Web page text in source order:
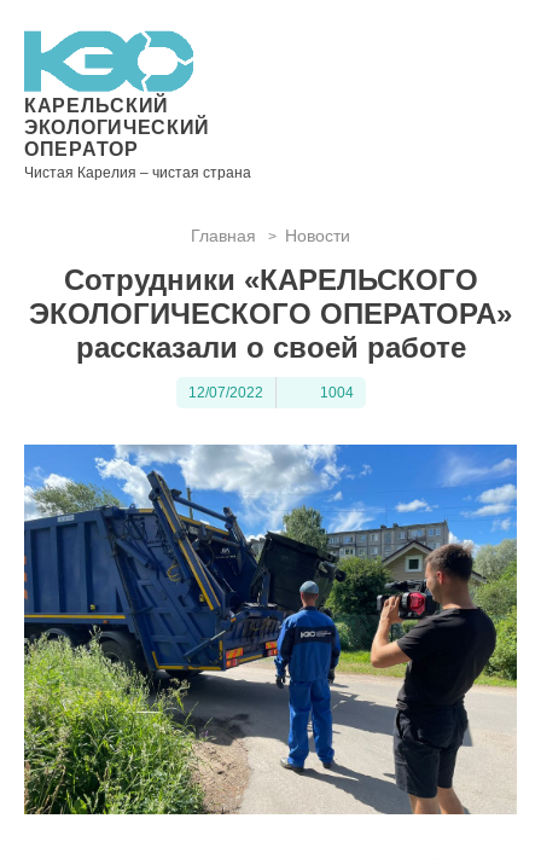
КАРЕЛЬСКИЙ
ЭКОЛОГИЧЕСКИЙ
ОПЕРАТОР
Чистая Карелия – чистая страна
о невывозе
ТКО
и ответы
операторы
диспетчера
по
контролю
качества
28-28-
14
По
вопросам
заключения
договоров
и
оплаты
за
Главная > Новости
Сотрудники «КАРЕЛЬСКОГО
ЭКОЛОГИЧЕСКОГО ОПЕРАТОРА»
рассказали о своей работе
12/07/2022 1004